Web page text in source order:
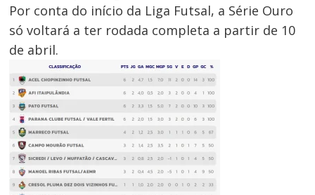
Por conta do início da Liga Futsal, a Série Ouro
só voltará a ter rodada completa a partir de 10
de abril.